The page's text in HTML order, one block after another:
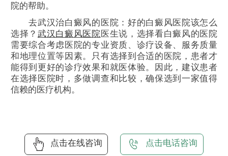
院的帮助。
去武汉治白癜风的医院：好的白癜风医院该怎么
选择？武汉白癜风医院医生说，选择看白癜风的医院
需要综合考虑医院的专业资质、诊疗设备、服务质量
和地理位置等因素。只有选择到合适的医院，患者才
能得到更好的诊疗效果和就医体验。因此，建议患者
在选择医院时，多做调查和比较，确保选到一家值得
信赖的医疗机构。
点击在线咨询 点击电话咨询